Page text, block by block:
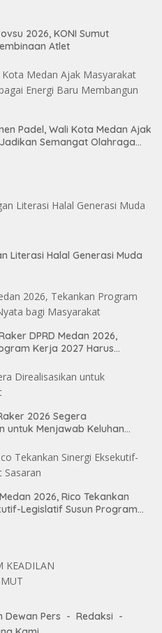
2026, KONI Sumut
Atlet
Padel, Wali Kota Medan Ajak
Semangat Olahraga
Literasi Halal Generasi Muda
DPRD Medan 2026,
Kerja 2027 Harus
2026 Segera
untuk Menjawab Keluhan
2026, Rico Tekankan
Legislatif Susun Program
Dewan Pers
Redaksi